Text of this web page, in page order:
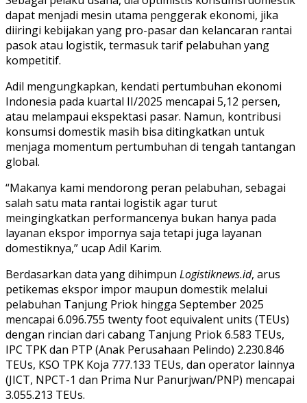
dapat menjadi mesin utama penggerak ekonomi, jika
diiringi kebijakan yang pro-pasar dan kelancaran rantai
pasok atau logistik, termasuk tarif pelabuhan yang
kompetitif.
Adil mengungkapkan, kendati pertumbuhan ekonomi
Indonesia pada kuartal II/2025 mencapai 5,12 persen,
atau melampaui ekspektasi pasar. Namun, kontribusi
konsumsi domestik masih bisa ditingkatkan untuk
menjaga momentum pertumbuhan di tengah tantangan
global.
“Makanya kami mendorong peran pelabuhan, sebagai
salah satu mata rantai logistik agar turut
meingingkatkan performancenya bukan hanya pada
layanan ekspor impornya saja tetapi juga layanan
domestiknya,” ucap Adil Karim.
Berdasarkan data yang dihimpun Logistiknews.id, arus
petikemas ekspor impor maupun domestik melalui
pelabuhan Tanjung Priok hingga September 2025
mencapai 6.096.755 twenty foot equivalent units (TEUs)
dengan rincian dari cabang Tanjung Priok 6.583 TEUs,
IPC TPK dan PTP (Anak Perusahaan Pelindo) 2.230.846
TEUs, KSO TPK Koja 777.133 TEUs, dan operator lainnya
(JICT, NPCT-1 dan Prima Nur Panurjwan/PNP) mencapai
3.055.213 TEUs.